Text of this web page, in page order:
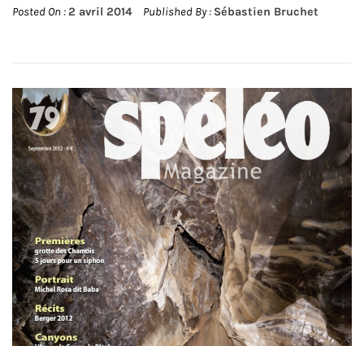
Posted On :2 avril 2014 Published By : Sébastien Bruchet